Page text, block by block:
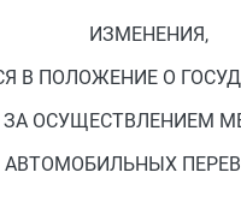
ИЗМЕНЕНИЯ,
В ПОЛОЖЕНИЕ О
ЗА ОСУЩЕСТВЛЕНИЕМ
АВТОМОБИЛЬНЫХ